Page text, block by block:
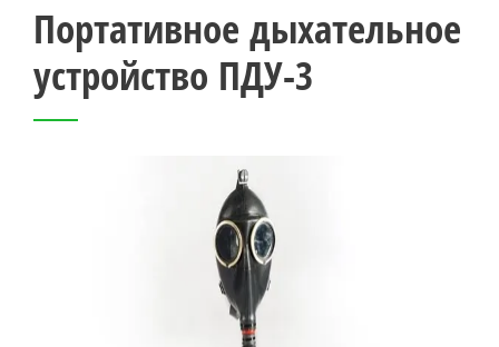
Портативное дыхательное
устройство ПДУ-3